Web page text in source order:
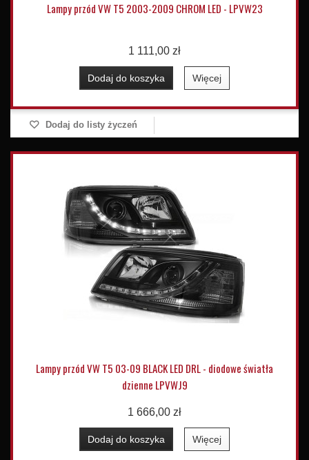
Lampy przód VW T5 2003-2009 CHROM LED - LPVW23
1 111,00 zł
Dodaj do koszyka Więcej
Dodaj do listy życzeń
Lampy przód VW T5 03-09 BLACK LED DRL - diodowe światła
dzienne LPVWJ9
1 666,00 zł
Dodaj do koszyka Więcej